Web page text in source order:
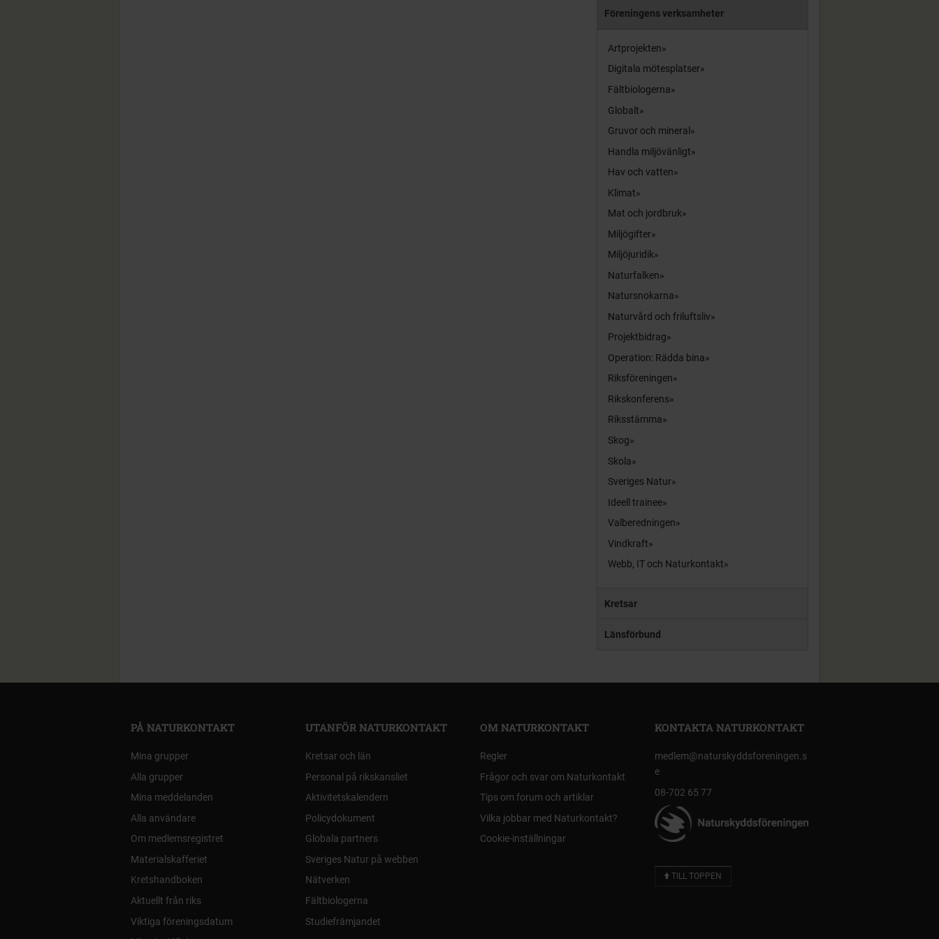
Föreningens verksamheter
Artprojekten
Digitala mötesplatser
Fältbiologerna
Globalt
Gruvor och mineral
Handla miljövänligt
Hav och vatten
Klimat
Mat och jordbruk
Miljögifter
Miljöjuridik
Naturfalken
Natursnokarna
Naturvård och friluftsliv
Projektbidrag
Operation: Rädda bina
Riksföreningen
Rikskonferens
Riksstämma
Skog
Skola
Sveriges Natur
Ideell trainee
Valberedningen
Vindkraft
Webb, IT och Naturkontakt
Kretsar
Länsförbund
PÅ NATURKONTAKT
Mina grupper
Alla grupper
Mina meddelanden
Alla användare
Om medlemsregistret
Materialskafferiet
Kretshandboken
Aktuellt från riks
Viktiga föreningsdatum
UTANFÖR NATURKONTAKT
Kretsar och län
Personal på rikskansliet
Aktivitetskalendern
Policydokument
Globala partners
Sveriges Natur på webben
Nätverken
Fältbiologerna
Studiefrämjandet
OM NATURKONTAKT
Regler
Frågor och svar om Naturkontakt
Tips om forum och artiklar
Vilka jobbar med Naturkontakt?
Cookie-inställningar
KONTAKTA NATURKONTAKT
medlem@naturskyddsforeningen.s
e
08-702 65 77
TILL TOPPEN